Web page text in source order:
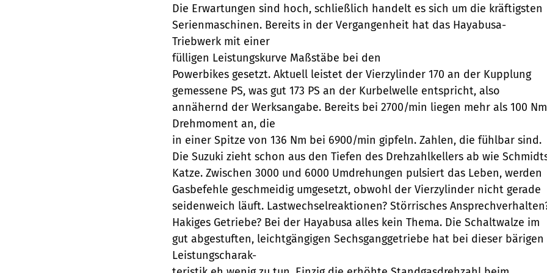
Die Erwartungen sind hoch, schließlich handelt es sich um die kräftigsten
Serienmaschinen. Bereits in der Vergangenheit hat das Hayabusa-
Triebwerk mit einer
fülligen Leistungskurve Maßstäbe bei den
Powerbikes gesetzt. Aktuell leistet der Vierzylinder 170 an der Kupplung
gemessene PS, was gut 173 PS an der Kurbelwelle entspricht, also
annähernd der Werksangabe. Bereits bei 2700/min liegen mehr als 100 Nm
Drehmoment an, die
in einer Spitze von 136 Nm bei 6900/min gipfeln. Zahlen, die fühlbar sind.
Die Suzuki zieht schon aus den Tiefen des Drehzahlkellers ab wie
Katze. Zwischen 3000 und 6000 Umdrehungen pulsiert das Leben, werden
Gasbefehle geschmeidig umgesetzt, obwohl der Vierzylinder nicht gerade
seidenweich läuft. Lastwechselreaktionen? Störrisches
Hakiges Getriebe? Bei der Hayabusa alles kein Thema. Die Schaltwalze im
gut abgestuften, leichtgängigen Sechsganggetriebe hat bei dieser bärigen
Leistungscharak-